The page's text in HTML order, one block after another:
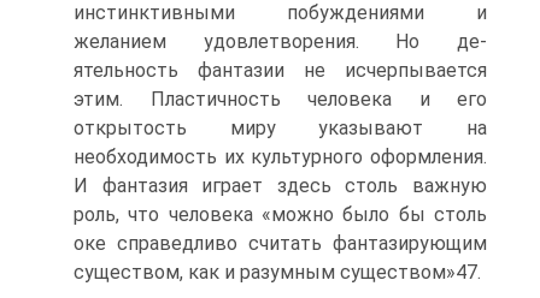
инстинктивными побуждениями и
желанием удовлетворения. Но де­
ятельность фантазии не исчерпывается
этим. Пластичность человека и его
открытость миру указывают на
необходимость их культурного оформления.
И фантазия играет здесь столь важную
роль, что челове­ка «можно было бы столь
оке справедливо считать фантазирующим
существом, как и разумным существом»47.